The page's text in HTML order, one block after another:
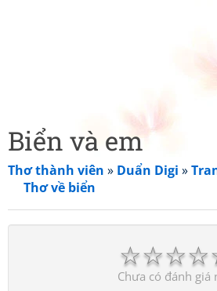
Biển và em
Thơ thành viên » Duẩn Digi »
Thơ về biển
☆
☆
☆
☆
Chưa có đánh giá